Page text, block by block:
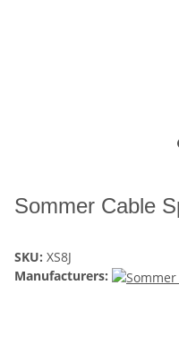
Sommer Cable
SKU: XS8J
Manufacturers: